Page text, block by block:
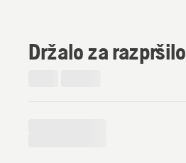
Držalo za razpršilo